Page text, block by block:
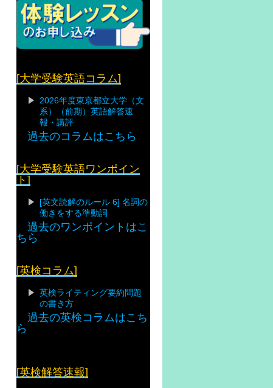
[大学受験英語コラム]
2026年度東京都立大学（文
系）（前期）英語解答速
報・講評
過去のコラムはこちら
[大学受験英語ワンポイン
ト]
[英文読解のルール 6] 名詞の
働きをする準動詞
過去のワンポイントはこ
ちら
[英検コラム]
英検ライティング要約問題
の書き方
過去の英検コラムはこち
ら
[英検解答速報]